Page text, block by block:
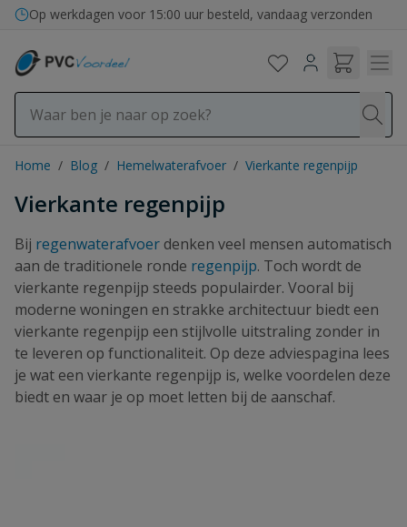
Ga naar de inhoud
Bezorging in binnen- en buitenland
Home / Blog / Hemelwaterafvoer / Vierkante regenpijp
Vierkante regenpijp
Bij regenwaterafvoer denken veel mensen automatisch
aan de traditionele ronde regenpijp. Toch wordt de
vierkante regenpijp steeds populairder. Vooral bij
moderne woningen en strakke architectuur biedt een
vierkante regenpijp een stijlvolle uitstraling zonder in
te leveren op functionaliteit. Op deze adviespagina lees
je wat een vierkante regenpijp is, welke voordelen deze
biedt en waar je op moet letten bij de aanschaf.